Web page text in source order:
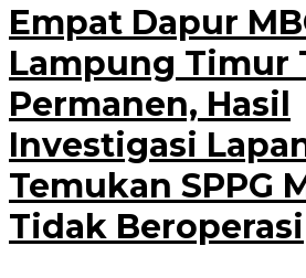
Empat Dapur
Lampung Timur
Permanen, Hasil
Investigasi
Temukan SPPG
Tidak Beroperasi